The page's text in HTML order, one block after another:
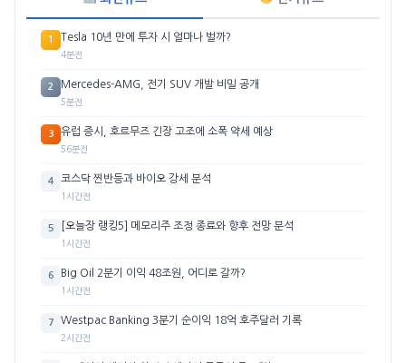
1 Tesla 10년 만에 투자 시 얼마나 벌까?
4분전
2 Mercedes-AMG, 전기 SUV 개발 비밀 공개
5분전
3 유럽 증시, 호르무즈 긴장 고조에 소폭 약세 예상
56분전
4 코스닥 찐반등과 바이오 강세 분석
1시간전
5 [오늘장 랭킹5] 메모리주 조정 종료와 향후 전망 분석
1시간전
6 Big Oil 2분기 이익 48조원, 어디로 갈까?
1시간전
7 Westpac Banking 3분기 순이익 18억 호주달러 기록
2시간전